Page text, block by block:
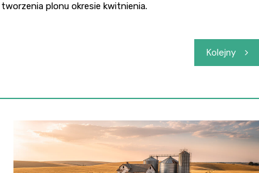
plonu okresie kwitnienia.
Kolejny